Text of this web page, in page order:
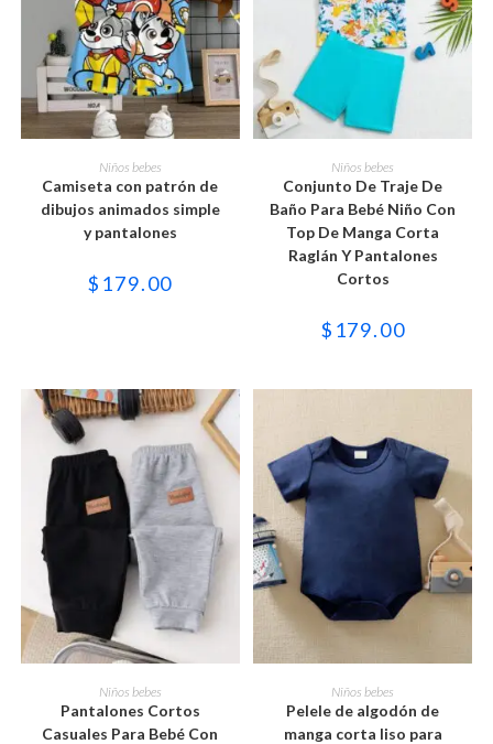
SELECCIONAR OPCIONES
Este
producto
tiene
múltiples
variantes.
Las
opciones
elegir
Niños bebes
Camiseta con patrón de
dibujos animados simple
y pantalones
$ 179.00
SELECCIONAR OPCIONES
Este
producto
tiene
múltiples
variantes.
opciones
se
elegir
página
Niños bebes
Conjunto De Traje De
Baño Para Bebé Niño Con
Top De Manga Corta
Raglán Y Pantalones
Cortos
$ 179.00
SELECCIONAR OPCIONES
Este
producto
tiene
múltiples
variantes.
Niños bebes
Pantalones Cortos
Casuales Para Bebé Con
SELECCIONAR OPCIONES
Este
producto
tiene
múltiples
variantes.
Niños bebes
Pelele de algodón de
manga corta liso para